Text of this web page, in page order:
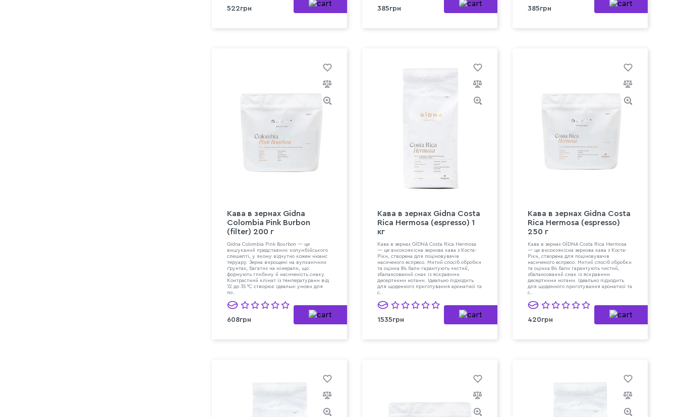
522грн 385грн 385грн
Кава в зeрнах Gidna
Colombia Pink Burbon
(filter) 200 г
Gidna Colombia Pink Bourbon — це
вишуканий представник колумбійського
спешелті, у якому відчутно кожен нюанс
теруару. Зерна вирощені на вулканічних
ґрунтах, багатих на мінерали, що
формують глибину й насиченість смаку.
Контрастний клімат із температурами від
12 до 35 °C створює ідеальні умови для
по..
608грн
Кава в зeрнах Gidna Costa
Rica Hermosa (espresso) 1
кг
Кава в зернах GЇDNA Costa Rica Hermosa
— це високоякісна зернова кава з Коста-
Ріки, створена для поціновувачів
насиченого еспресо. Митий спосіб обробки
та оцінка 84 бали гарантують чистий,
збалансований смак із яскравими
десертними нотами. Ідеально підходить
для щоденного приготування ароматної та
с..
1535грн
Кава в зeрнах Gidna Costa
Rica Hermosa (espresso)
250 г
Кава в зернах GЇDNA Costa Rica Hermosa
— це високоякісна зернова кава з Коста-
Ріки, створена для поціновувачів
насиченого еспресо. Митий спосіб обробки
та оцінка 84 бали гарантують чистий,
збалансований смак із яскравими
десертними нотами. Ідеально підходить
для щоденного приготування ароматної та
с..
420грн